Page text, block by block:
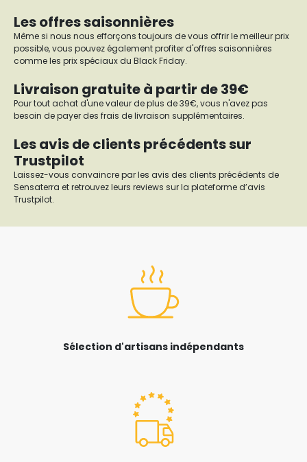
Les offres saisonnières
Même si nous nous efforçons toujours de vous offrir le meilleur prix
possible, vous pouvez également profiter d'offres saisonnières
comme les prix spéciaux du Black Friday.
Livraison gratuite à partir de 39€
Pour tout achat d'une valeur de plus de 39€, vous n'avez pas
besoin de payer des frais de livraison supplémentaires.
Les avis de clients précédents sur
Trustpilot
Laissez-vous convaincre par les avis des clients précédents de
Sensaterra et retrouvez leurs reviews sur la plateforme d’avis
Trustpilot.
Sélection d'artisans indépendants